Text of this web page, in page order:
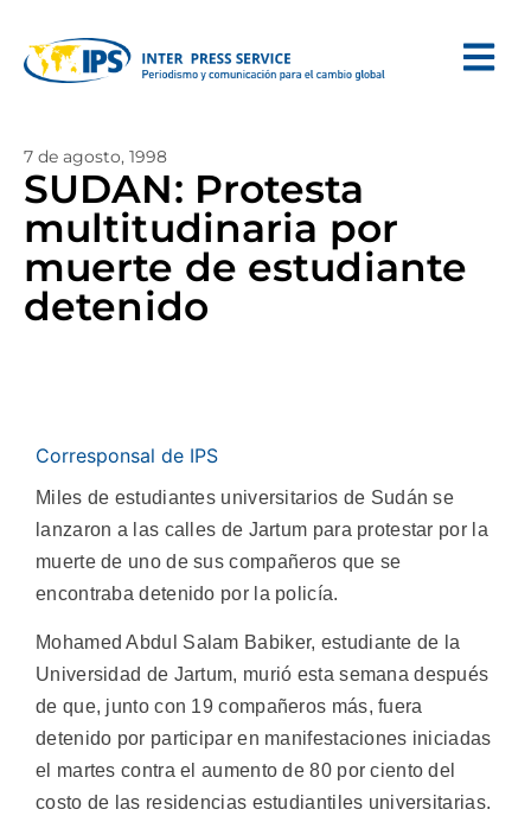
7 de agosto, 1998
SUDAN: Protesta
multitudinaria por
muerte de estudiante
detenido
Corresponsal de IPS
Miles de estudiantes universitarios de Sudán se
lanzaron a las calles de Jartum para protestar por la
muerte de uno de sus compañeros que se
encontraba detenido por la policía.
Mohamed Abdul Salam Babiker, estudiante de la
Universidad de Jartum, murió esta semana después
de que, junto con 19 compañeros más, fuera
detenido por participar en manifestaciones iniciadas
el martes contra el aumento de 80 por ciento del
costo de las residencias estudiantiles universitarias.